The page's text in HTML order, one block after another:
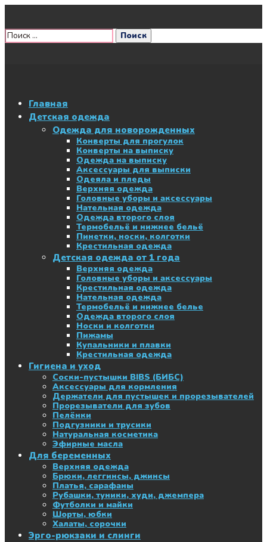
Главная
Детская одежда
Одежда для новорожденных
Конверты для прогулок
Конверты на выписку
Одежда на выписку
Аксессуары для выписки
Одеяла и пледы
Верхняя одежда
Головные уборы и аксессуары
Нательная одежда
Одежда второго слоя
Термобельё и нижнее бельё
Пинетки, носки, колготки
Крестильная одежда
Детская одежда от 1 года
Верхняя одежда
Головные уборы и аксессуары
Крестильная одежда
Нательная одежда
Термобельё и нижнее белье
Одежда второго слоя
Носки и колготки
Пижамы
Купальники и плавки
Крестильная одежда
Гигиена и уход
Соски-пустышки BIBS (БИБС)
Аксессуары для кормления
Держатели для пустышек и прорезывателей
Прорезыватели для зубов
Пелёнки
Подгузники и трусики
Натуральная косметика
Эфирные масла
Для беременных
Верхняя одежда
Брюки, леггинсы, джинсы
Платья, сарафаны
Рубашки, туники, худи, джемпера
Футболки и майки
Шорты, юбки
Халаты, сорочки
Эрго-рюкзаки и слинги